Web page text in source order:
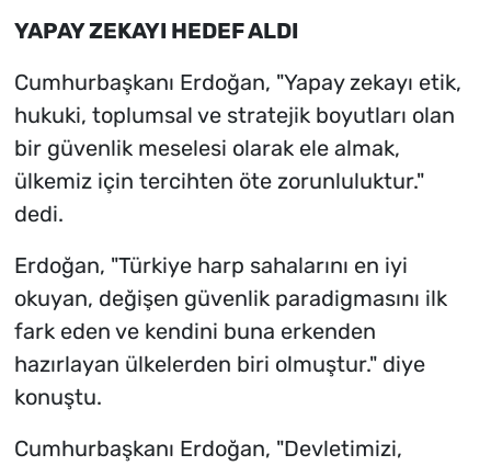
YAPAY ZEKAYI HEDEF ALDI
Cumhurbaşkanı Erdoğan, "Yapay zekayı etik,
hukuki, toplumsal ve stratejik boyutları olan
bir güvenlik meselesi olarak ele almak,
ülkemiz için tercihten öte zorunluluktur."
dedi.
Erdoğan, "Türkiye harp sahalarını en iyi
okuyan, değişen güvenlik paradigmasını ilk
fark eden ve kendini buna erkenden
hazırlayan ülkelerden biri olmuştur." diye
konuştu.
Cumhurbaşkanı Erdoğan, "Devletimizi,